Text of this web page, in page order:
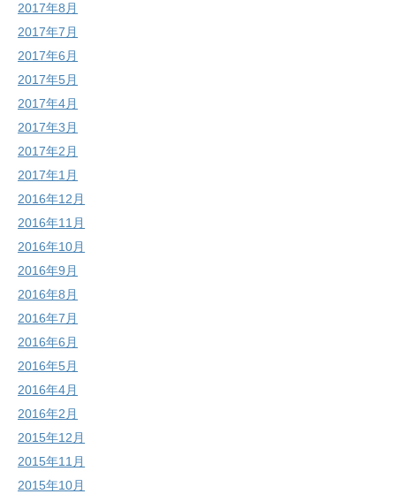
2017年8月
2017年7月
2017年6月
2017年5月
2017年4月
2017年3月
2017年2月
2017年1月
2016年12月
2016年11月
2016年10月
2016年9月
2016年8月
2016年7月
2016年6月
2016年5月
2016年4月
2016年2月
2015年12月
2015年11月
2015年10月